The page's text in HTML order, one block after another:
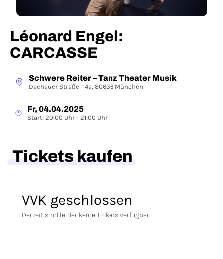
Léonard Engel:
CARCASSE
Schwere Reiter – Tanz Theater Musik
Dachauer Straße 114a, 80636 München
Fr, 04.04.2025
Start: 20:00 Uhr - 21:00 Uhr
Tickets kaufen
VVK geschlossen
Derzeit sind leider keine Tickets verfügbar.